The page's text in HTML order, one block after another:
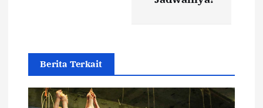
Berita Terkait